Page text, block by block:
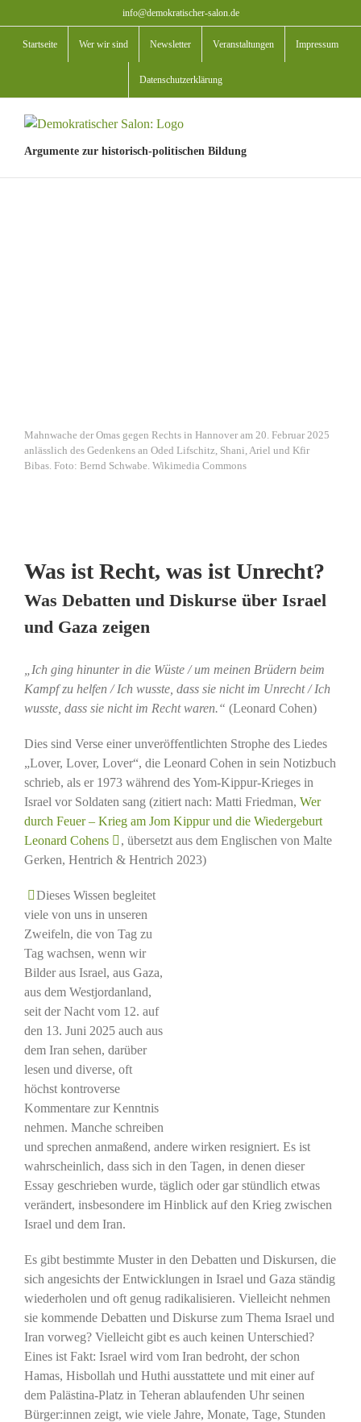
Inhalt
springen
info@demokratischer-salon.de
Startseite Wer wir sind Newsletter Veranstaltungen Impressum
Datenschutzerklärung
Argumente zur historisch-politischen Bildung
Mahnwache der Omas gegen Rechts in Hannover am 20. Februar 2025
anlässlich des Gedenkens an Oded Lifschitz, Shani, Ariel und Kfir
Bibas. Foto: Bernd Schwabe. Wikimedia Commons
Was ist Recht, was ist Unrecht?
Was Debatten und Diskurse über Israel
und Gaza zeigen
„Ich ging hinunter in die Wüste / um meinen Brüdern beim
Kampf zu helfen / Ich wusste, dass sie nicht im Unrecht / Ich
wusste, dass sie nicht im Recht waren.“ (Leonard Cohen)
Dies sind Verse einer unveröffentlichten Strophe des Liedes
„Lover, Lover, Lover“, die Leonard Cohen in sein Notizbuch
schrieb, als er 1973 während des Yom-Kippur-Krieges in
Israel vor Soldaten sang (zitiert nach: Matti Friedman, Wer
durch Feuer – Krieg am Jom Kippur und die Wiedergeburt
Leonard Cohens
, übersetzt aus dem Englischen von Malte
Gerken, Hentrich & Hentrich 2023)
Dieses Wissen begleitet
viele von uns in unseren
Zweifeln, die von Tag zu
Tag wachsen, wenn wir
Bilder aus Israel, aus Gaza,
aus dem Westjordanland,
seit der Nacht vom 12. auf
den 13. Juni 2025 auch aus
dem Iran sehen, darüber
lesen und diverse, oft
höchst kontroverse
Kommentare zur Kenntnis
nehmen. Manche schreiben
und sprechen anmaßend, andere wirken resigniert. Es ist
wahrscheinlich, dass sich in den Tagen, in denen dieser
Essay geschrieben wurde, täglich oder gar stündlich etwas
verändert, insbesondere im Hinblick auf den Krieg zwischen
Israel und dem Iran.
Es gibt bestimmte Muster in den Debatten und Diskursen, die
sich angesichts der Entwicklungen in Israel und Gaza ständig
wiederholen und oft genug radikalisieren. Vielleicht nehmen
sie kommende Debatten und Diskurse zum Thema Israel und
Iran vorweg? Vielleicht gibt es auch keinen Unterschied?
Eines ist Fakt: Israel wird vom Iran bedroht, der schon
Hamas, Hisbollah und Huthi ausstattete und mit einer auf
dem Palästina-Platz in Teheran ablaufenden Uhr seinen
Bürger:innen zeigt, wie viele Jahre, Monate, Tage, Stunden